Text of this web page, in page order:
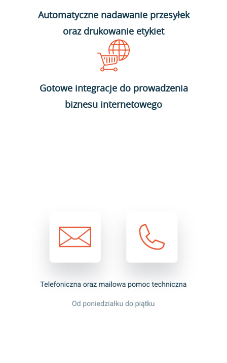
Automatyczne nadawanie przesyłek
oraz drukowanie etykiet
Gotowe integracje do prowadzenia
biznesu internetowego